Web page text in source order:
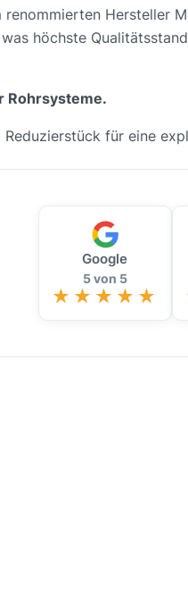
Hersteller
höchste
Rohrsysteme.
für eine
Google
5 von 5